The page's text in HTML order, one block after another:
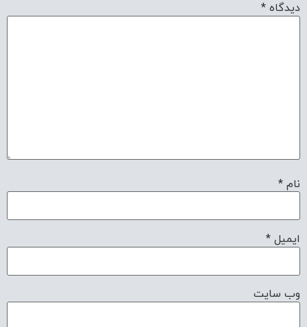
دیدگاه *
نام *
ایمیل *
وب‌ سایت